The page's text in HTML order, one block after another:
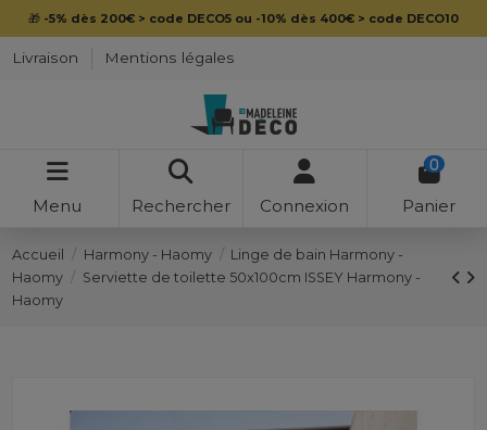
🎁 -5% dès 200€ > code DECO5 ou -10% dès 400€ > code DECO10
Livraison Mentions légales
Menu Rechercher Connexion
0
Panier
Accueil Harmony - Haomy
Linge de bain Harmony -
Haomy
Serviette de toilette 50x100cm ISSEY Harmony -
Haomy